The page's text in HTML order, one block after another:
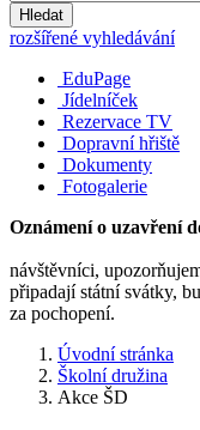
Hledat
rozšířené vyhledávání
EduPage
Jídelníček
Rezervace TV
Dopravní hřiště
Dokumenty
Fotogalerie
Oznámení o
návštěvníci,
připadají státní svátky,
za pochopení.
Úvodní stránka
Školní družina
Akce ŠD